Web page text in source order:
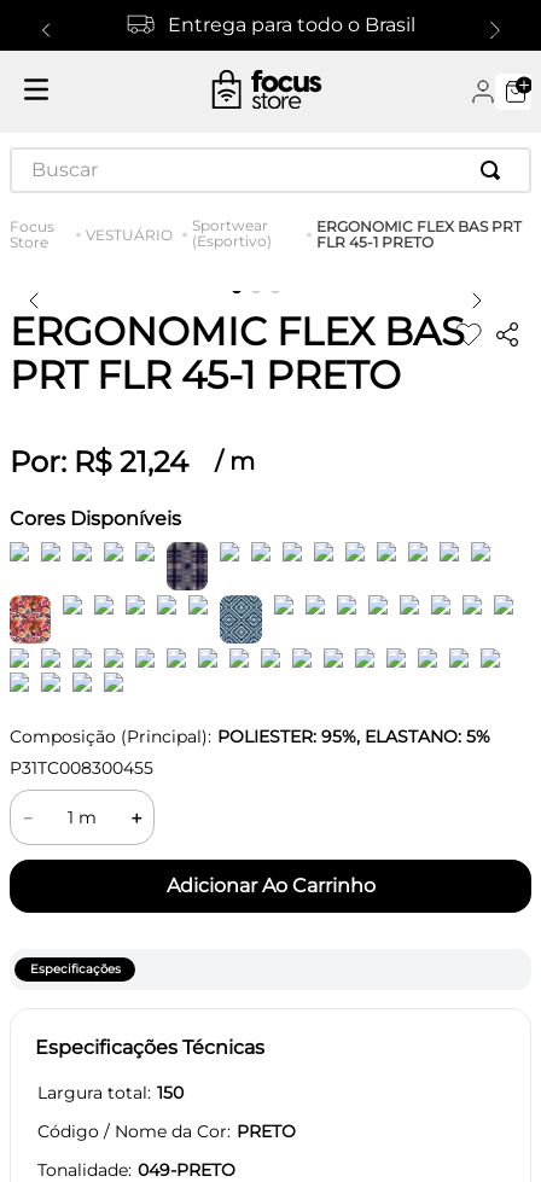
Entrega para todo o Brasil
Buscar
VESTUÁRIO
Sportwear
(Esportivo)
ERGONOMIC FLEX BAS PRT
FLR 45-1 PRETO
ERGONOMIC FLEX BAS
PRT FLR 45-1 PRETO
Por: R$ 21,24 / m
Cores Disponíveis
Composição (Principal): POLIESTER: 95%, ELASTANO: 5%
P31TC008300455
＋
－
Especificações
Especificações Técnicas
Largura total 150
Código / Nome da Cor PRETO
Tonalidade 049-PRETO